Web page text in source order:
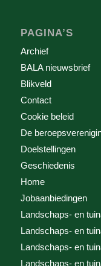
PAGINA’S
Archief
BALA nieuwsbrief
Blikveld
Contact
Cookie beleid
De
Doelstellingen
Geschiedenis
Home
Jobaanbiedingen
Landschaps- en
Landschaps- en
Landschaps- en
Landschaps- en